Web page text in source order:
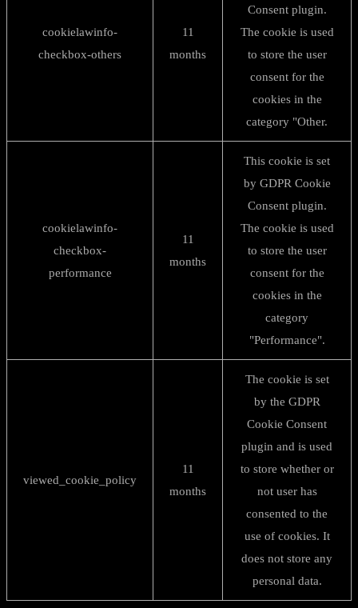
cookielawinfo-
checkbox-others
11
months
Consent plugin.
The cookie is used
to store the user
consent for the
cookies in the
category "Other.
cookielawinfo-
checkbox-
performance
11
months
This cookie is set
by GDPR Cookie
Consent plugin.
The cookie is used
to store the user
consent for the
cookies in the
category
"Performance".
viewed_cookie_policy
11
months
The cookie is set
by the GDPR
Cookie Consent
plugin and is used
to store whether or
not user has
consented to the
use of cookies. It
does not store any
personal data.